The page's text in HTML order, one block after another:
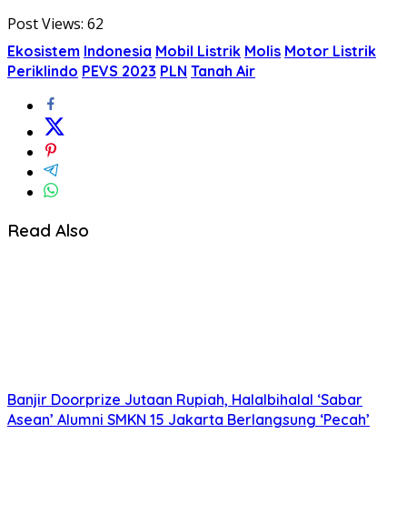
Post Views: 62
Ekosistem Indonesia Mobil Listrik Molis Motor Listrik
Periklindo PEVS 2023 PLN Tanah Air
Read Also
Banjir Doorprize Jutaan Rupiah, Halalbihalal ‘Sabar
Asean’ Alumni SMKN 15 Jakarta Berlangsung ‘Pecah’